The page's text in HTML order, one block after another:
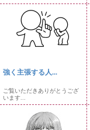
強く主張する人...
ご覧いただきありがとうござ
います...